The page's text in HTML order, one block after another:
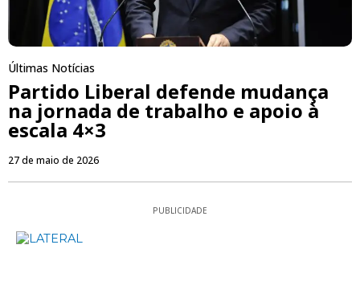
Últimas Notícias
Partido Liberal defende mudança
na jornada de trabalho e apoio à
escala 4×3
27 de maio de 2026
PUBLICIDADE